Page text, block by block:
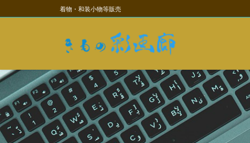
ン
に
移
ビ
ョ
ン
移
動
着物・和装小物等販売